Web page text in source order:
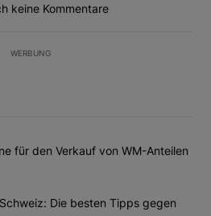
keine Kommentare
WERBUNG
der am meisten kommentierten
"Fifa verwirft Pläne für den
für den Verkauf von WM-Anteilen
"Tanken in der Schweiz: Die
Die besten Tipps gegen